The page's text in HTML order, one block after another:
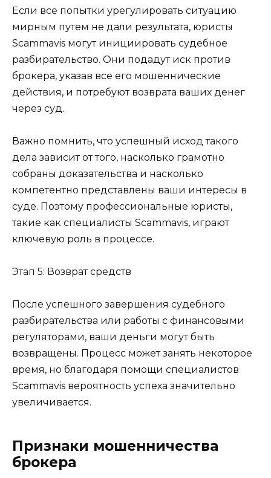
Если все попытки урегулировать ситуацию
мирным путем не дали результата, юристы
Scammavis могут инициировать судебное
разбирательство. Они подадут иск против
брокера, указав все его мошеннические
действия, и потребуют возврата ваших денег
через суд.
Важно помнить, что успешный исход такого
дела зависит от того, насколько грамотно
собраны доказательства и насколько
компетентно представлены ваши интересы в
суде. Поэтому профессиональные юристы,
такие как специалисты Scammavis, играют
ключевую роль в процессе.
Этап 5: Возврат средств
После успешного завершения судебного
разбирательства или работы с финансовыми
регуляторами, ваши деньги могут быть
возвращены. Процесс может занять некоторое
время, но благодаря помощи специалистов
Scammavis вероятность успеха значительно
увеличивается.
Признаки мошенничества
брокера